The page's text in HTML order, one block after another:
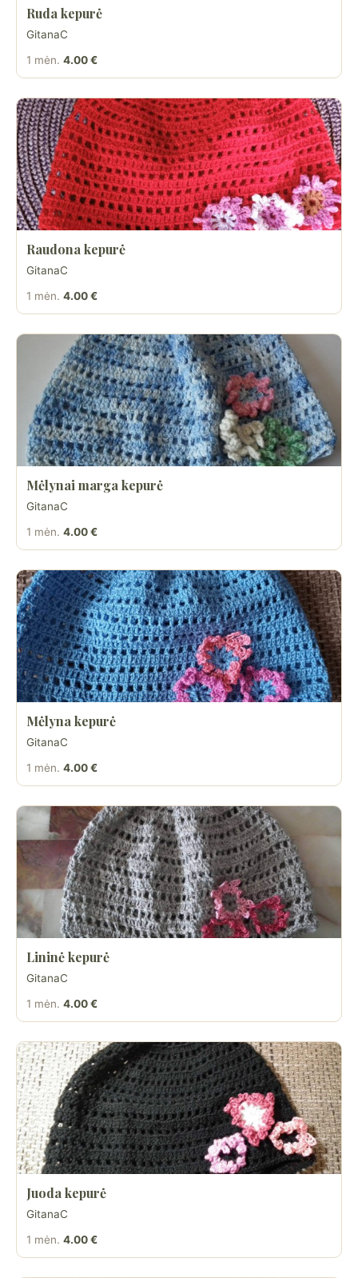
Ruda kepurė
GitanaC
1 mėn. 4.00 €
Raudona kepurė
GitanaC
1 mėn. 4.00 €
Mėlynai marga kepurė
GitanaC
1 mėn. 4.00 €
Mėlyna kepurė
GitanaC
1 mėn. 4.00 €
Lininė kepurė
GitanaC
1 mėn. 4.00 €
Juoda kepurė
GitanaC
1 mėn. 4.00 €